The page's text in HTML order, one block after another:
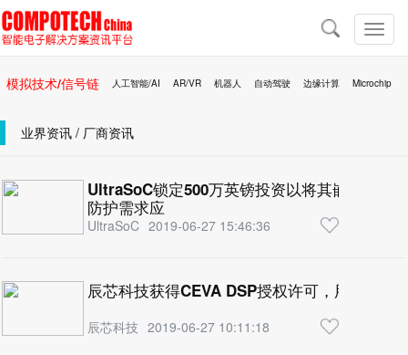
切
换
航
导
航
模拟技术/信号链 人工智能/AI AR/VR 机器人 自动驾驶 边缘计算 Microchip
业界资讯 / 厂商资讯
UltraSoC锁定500万英镑投资以将其嵌入式分
防护需求应
UltraSoC 2019-06-27 15:46:36
辰芯科技获得CEVA DSP授权许可，用于高性
辰芯科技 2019-06-27 10:11:18